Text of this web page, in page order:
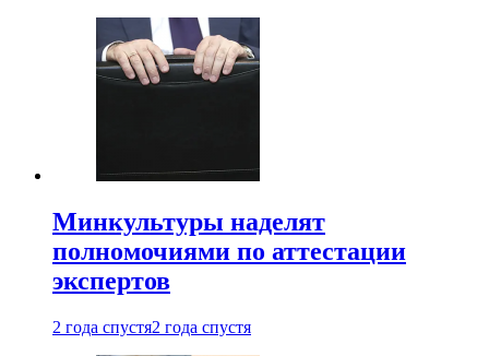
Минкультуры наделят
полномочиями по аттестации
экспертов
2 года спустя2 года спустя